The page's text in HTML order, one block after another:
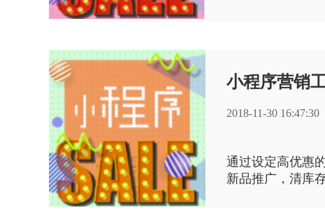
小程序营销
2018-11-30 16:47:30
通过设定高优惠
新品推广，清库